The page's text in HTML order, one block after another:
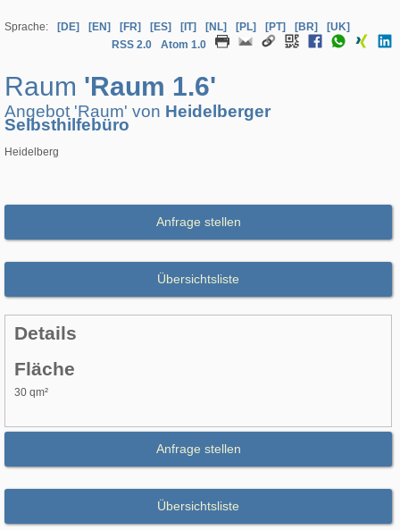
Sprache: [DE] [EN] [FR] [ES] [IT] [NL] [PL] [PT] [BR]
[UK]
RSS 2.0
Atom 1.0
Raum 'Raum 1.6'
Angebot 'Raum' von Heidelberger
Selbsthilfebüro
Heidelberg
Anfrage stellen
Übersichtsliste
Details
Fläche
30 qm²
Anfrage stellen
Übersichtsliste